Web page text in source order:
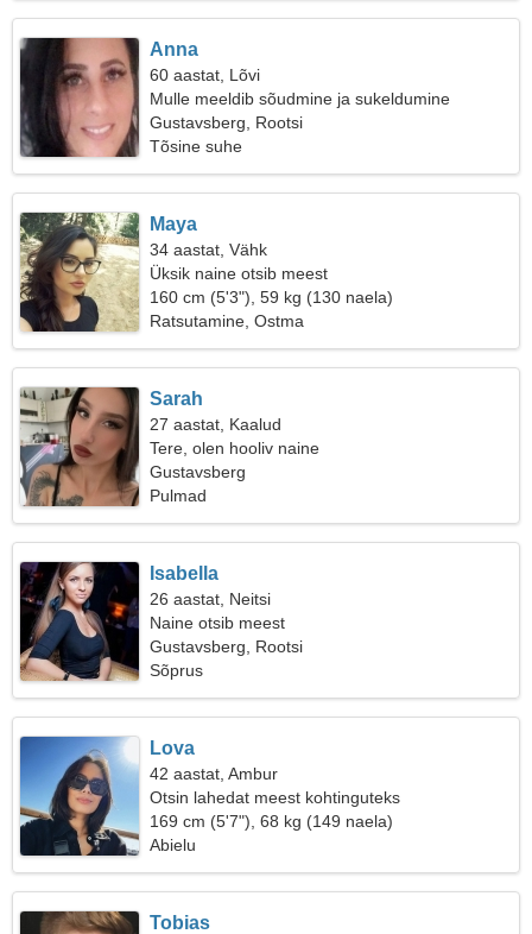
Anna
60 aastat, Lõvi
Mulle meeldib sõudmine ja sukeldumine
Gustavsberg, Rootsi
Tõsine suhe
Maya
34 aastat, Vähk
Üksik naine otsib meest
160 cm (5'3"), 59 kg (130 naela)
Ratsutamine, Ostma
Sarah
27 aastat, Kaalud
Tere, olen hooliv naine
Gustavsberg
Pulmad
Isabella
26 aastat, Neitsi
Naine otsib meest
Gustavsberg, Rootsi
Sõprus
Lova
42 aastat, Ambur
Otsin lahedat meest kohtinguteks
169 cm (5'7"), 68 kg (149 naela)
Abielu
Tobias